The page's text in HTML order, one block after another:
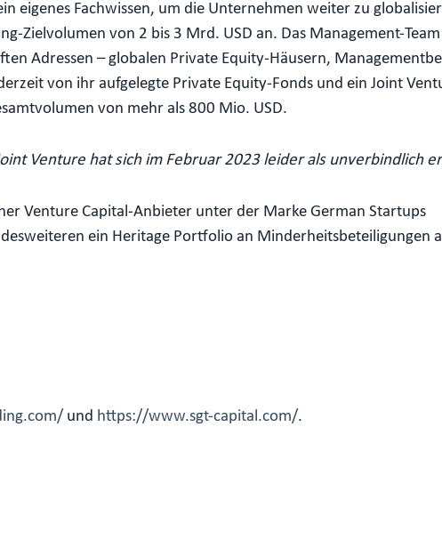
eigenes Fachwissen, um die Unternehmen weiter zu
Zielvolumen von 2 bis 3 Mrd. USD an. Das Management-
Adressen – globalen Private Equity-Häusern,
von ihr aufgelegte Private Equity-Fonds und ein Joint
von mehr als 800 Mio. USD.
Venture hat sich im Februar 2023 leider als unverbindlich
Venture Capital-Anbieter unter der Marke German Startups
ein Heritage Portfolio an Minderheitsbeteiligungen
und https://www.sgt-capital.com/.